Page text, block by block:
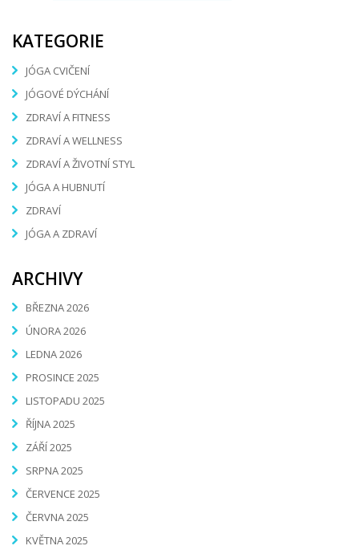
KATEGORIE
JÓGA CVIČENÍ
JÓGOVÉ DÝCHÁNÍ
ZDRAVÍ A FITNESS
ZDRAVÍ A WELLNESS
ZDRAVÍ A ŽIVOTNÍ STYL
JÓGA A HUBNUTÍ
ZDRAVÍ
JÓGA A ZDRAVÍ
ARCHIVY
BŘEZNA 2026
ÚNORA 2026
LEDNA 2026
PROSINCE 2025
LISTOPADU 2025
ŘÍJNA 2025
ZÁŘÍ 2025
SRPNA 2025
ČERVENCE 2025
ČERVNA 2025
KVĚTNA 2025